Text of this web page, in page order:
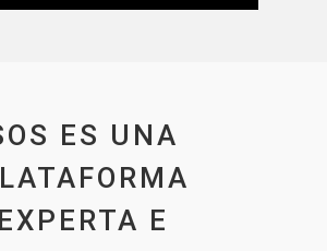
ES UNA
EXPERTA E